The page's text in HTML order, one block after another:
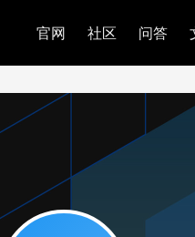
官网 社区 问答